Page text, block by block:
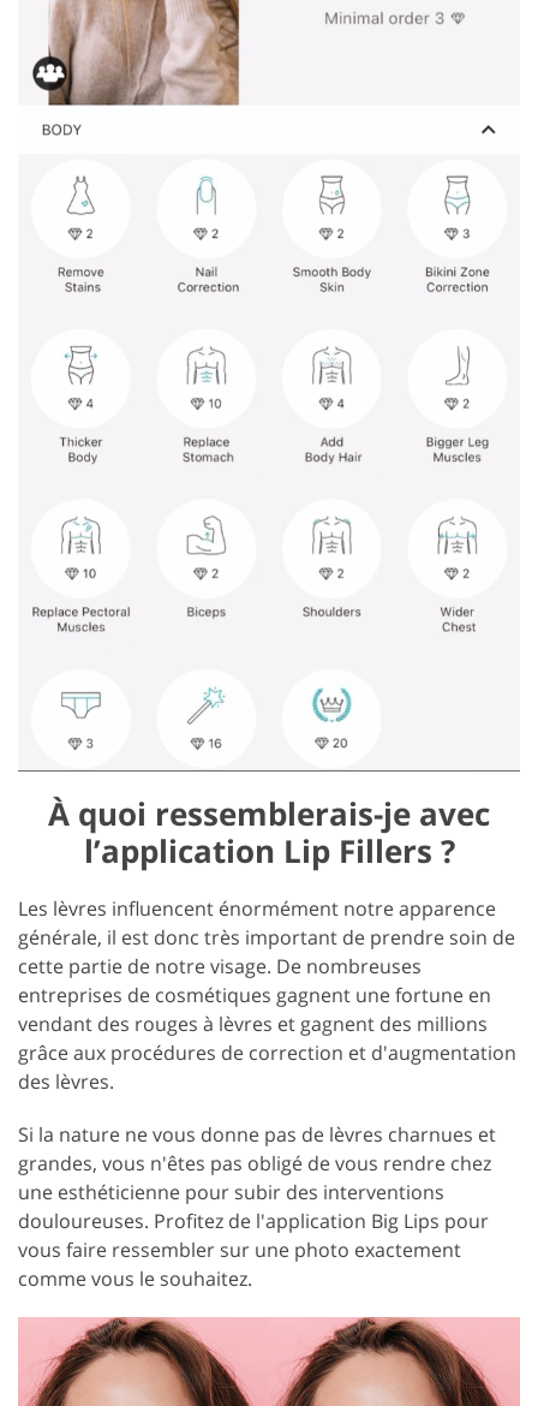
À quoi ressemblerais-je avec
l’application Lip Fillers ?
Les lèvres influencent énormément notre apparence
générale, il est donc très important de prendre soin de
cette partie de notre visage. De nombreuses
entreprises de cosmétiques gagnent une fortune en
vendant des rouges à lèvres et gagnent des millions
grâce aux procédures de correction et d'augmentation
des lèvres.
Si la nature ne vous donne pas de lèvres charnues et
grandes, vous n'êtes pas obligé de vous rendre chez
une esthéticienne pour subir des interventions
douloureuses. Profitez de l'application Big Lips pour
vous faire ressembler sur une photo exactement
comme vous le souhaitez.